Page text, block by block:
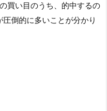
買い目のうち、的中するの
倒的に多いことが分かり